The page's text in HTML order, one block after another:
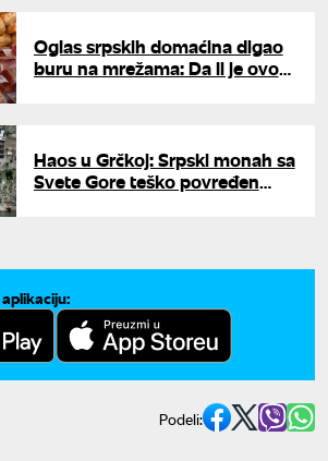
Oglas srpskih domaćina digao
buru na mrežama: Da li je ovo
Haos u Grčkoj: Srpski monah sa
Svete Gore teško povređen
Podeli: